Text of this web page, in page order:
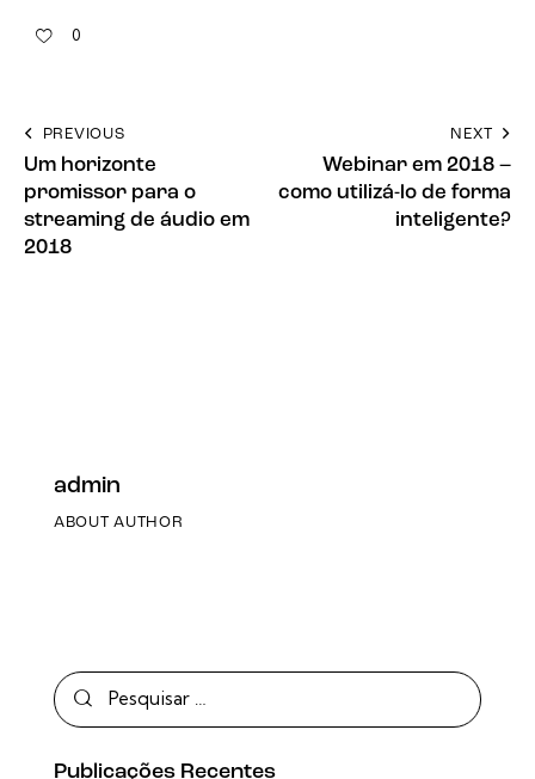
0
PREVIOUS
Um horizonte
promissor para o
streaming de áudio em
2018
NEXT
Webinar em 2018 –
como utilizá-lo de forma
inteligente?
admin
ABOUT AUTHOR
Publicações Recentes